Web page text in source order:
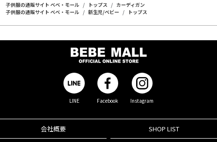
子供服の通販サイト ベベ・モール トップス
カーディガン
子供服の通販サイト ベベ・モール
新生児/ベビー トップス
LINE Facebook Instagram
会社概要 SHOP LIST